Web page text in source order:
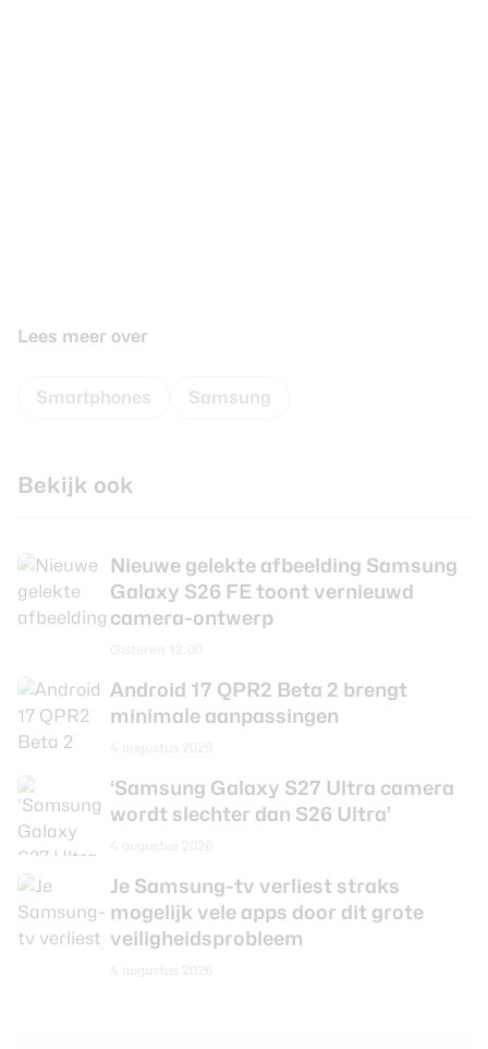
Lees meer over
Smartphones Samsung
Bekijk ook
Nieuwe gelekte afbeelding Samsung
Galaxy S26 FE toont vernieuwd
camera-ontwerp
Android 17 QPR2 Beta 2 brengt
minimale aanpassingen
‘Samsung Galaxy S27 Ultra camera
wordt slechter dan S26 Ultra’
Je Samsung-tv verliest straks
mogelijk vele apps door dit grote
veiligheidsprobleem